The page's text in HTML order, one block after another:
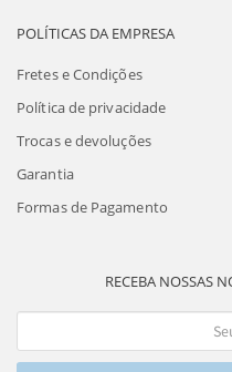
POLÍTICAS DA EMPRESA
Fretes e Condições
Política de privacidade
Trocas e devoluções
Garantia
Formas de Pagamento
RECEBA NOSSAS